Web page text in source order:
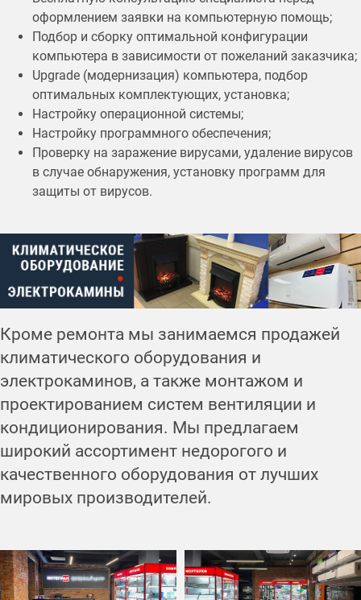
оформлением заявки на компьютерную помощь;
Подбор и сборку оптимальной конфигурации
компьютера в зависимости от пожеланий заказчика;
Upgrade (модернизация) компьютера, подбор
оптимальных комплектующих, установка;
Настройку операционной системы;
Настройку программного обеспечения;
Проверку на заражение вирусами, удаление вирусов
в случае обнаружения, установку программ для
защиты от вирусов.
Кроме ремонта мы занимаемся продажей
климатического оборудования и
электрокаминов, а также монтажом и
проектированием систем вентиляции и
кондиционирования. Мы предлагаем
широкий ассортимент недорогого и
качественного оборудования от лучших
мировых производителей.